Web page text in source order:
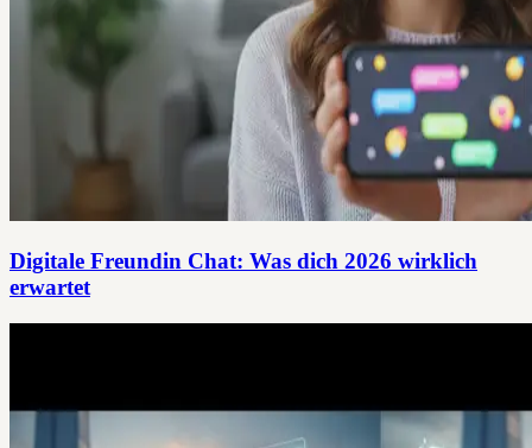
Digitale Freundin Chat: Was dich 2026 wirklich
erwartet